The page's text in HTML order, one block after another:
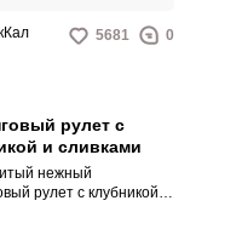
каждому, даже самому
члену семьи.
5681 0
рулет с
и сливками
нежный
рулет с клубникой